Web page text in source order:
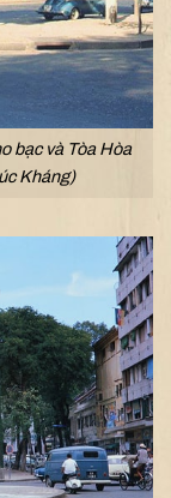
bạc và Tòa Hòa
Kháng)